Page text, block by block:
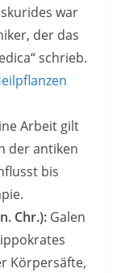
war
der das
schrieb.
Arbeit gilt
der antiken
bis
Chr.): Galen
Körpersäfte,